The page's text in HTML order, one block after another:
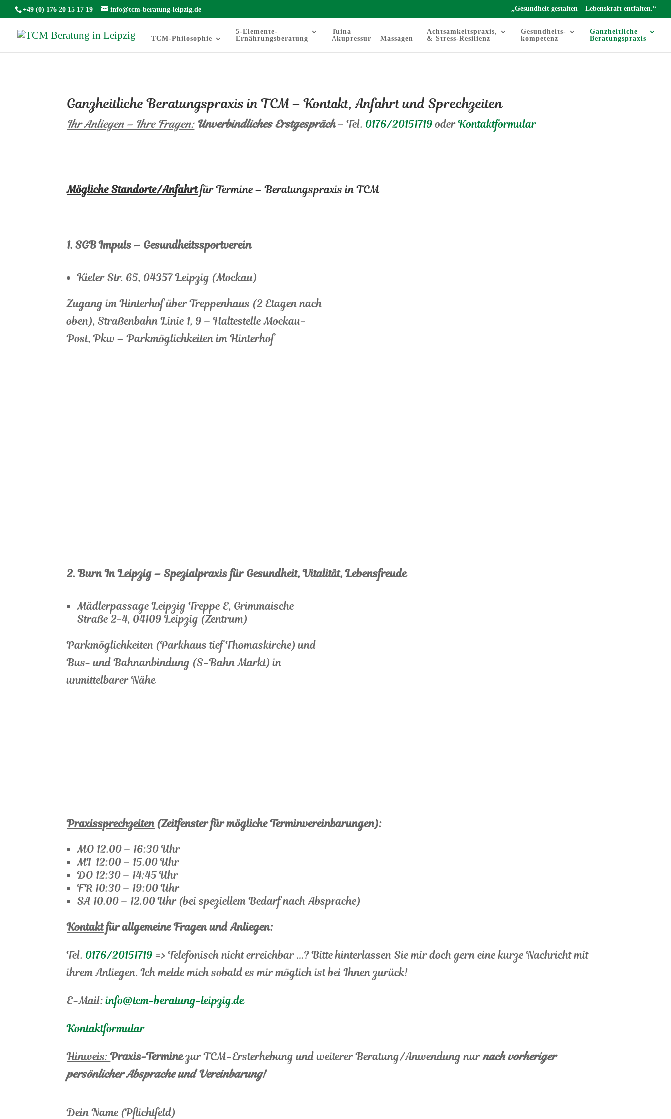
+49 (0) 176 20 15 17 19 info@tcm-beratung-leipzig.de „Gesundheit gestalten – Lebenskraft entfalten.“
TCM-Philosophie
5-Elemente-
Ernährungsberatung
Tuina
Akupressur – Massagen
Achtsamkeitspraxis,
& Stress-Resilienz
Gesundheits-
kompetenz
Ganzheitliche
Beratungspraxis
Ganzheitliche Beratungspraxis in TCM – Kontakt, Anfahrt und Sprechzeiten
Ihr Anliegen – Ihre Fragen: Unverbindliches Erstgespräch– Tel. 0176/20151719oderKontaktformular
Mögliche Standorte/Anfahrtfür Termine – Beratungspraxis in TCM
1. SGB Impuls – Gesundheitssportverein
Kieler Str. 65, 04357 Leipzig (Mockau)
Zugang im Hinterhof über Treppenhaus (2 Etagen nach
oben), Straßenbahn Linie 1, 9 – Haltestelle Mockau-
Post, Pkw – Parkmöglichkeiten im Hinterhof
2. Burn In Leipzig – Spezialpraxis für Gesundheit, Vitalität, Lebensfreude
Mädlerpassage Leipzig Treppe E, Grimmaische
Straße 2-4, 04109 Leipzig (Zentrum)
Parkmöglichkeiten (Parkhaus tief Thomaskirche) und
Bus- und Bahnanbindung (S-Bahn Markt) in
unmittelbarer Nähe
Praxissprechzeiten (Zeitfenster für mögliche Terminvereinbarungen):
MO 12.00 – 16:30 Uhr
MI 12:00 – 15.00 Uhr
DO 12:30 – 14:45 Uhr
FR 10:30 – 19:00 Uhr
SA 10.00 – 12.00 Uhr (bei speziellem Bedarf nach Absprache)
Kontaktfür allgemeine Fragen und Anliegen:
Tel. 0176/20151719=> Telefonisch nicht erreichbar …? Bitte hinterlassen Sie mir doch gern eine kurze Nachricht mit
ihrem Anliegen. Ich melde mich sobald es mir möglich ist bei Ihnen zurück!
E-Mail:info@tcm-beratung-leipzig.de
Kontaktformular
Hinweis:Praxis-Terminezur TCM-Ersterhebung und weiterer Beratung/Anwendung nurnach vorheriger
persönlicher Absprache und Vereinbarung!
Dein Name (Pflichtfeld)